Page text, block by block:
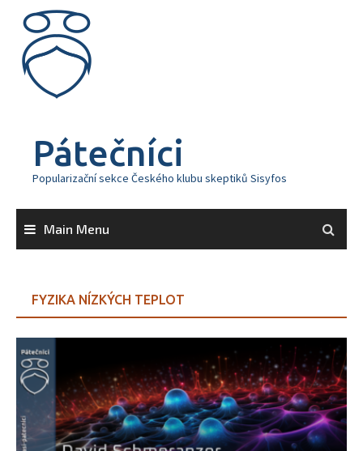
content
Pátečníci
Popularizační sekce Českého klubu skeptiků Sisyfos
Main Menu
FYZIKA NÍZKÝCH TEPLOT